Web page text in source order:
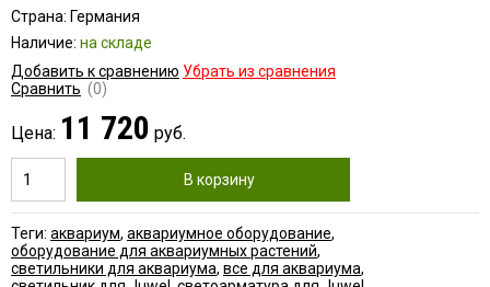
Страна: Германия
Наличие: на складе
Добавить к сравнению Убрать из сравнения
Сравнить (0)
Цена: 11 720 руб.
В корзину
Теги: аквариум, аквариумное оборудование,
оборудование для аквариумных растений,
светильники для аквариума, все для аквариума,